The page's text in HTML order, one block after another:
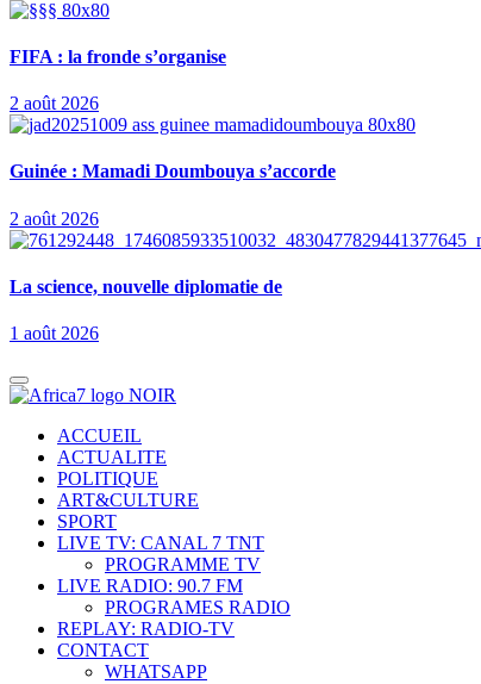
FIFA : la fronde s’organise
2 août 2026
Guinée : Mamadi Doumbouya s’accorde
2 août 2026
La science, nouvelle diplomatie de
1 août 2026
ACCUEIL
ACTUALITE
POLITIQUE
ART&CULTURE
SPORT
LIVE TV: CANAL 7 TNT
PROGRAMME TV
LIVE RADIO: 90.7 FM
PROGRAMES RADIO
REPLAY: RADIO-TV
CONTACT
WHATSAPP